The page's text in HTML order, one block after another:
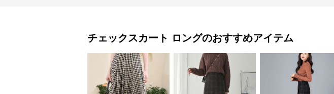
チェックスカート ロングのおすすめアイテム